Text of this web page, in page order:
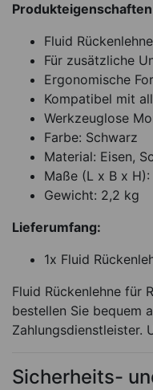
Fluid
Für zusätzliche
Ergonomische
Kompatibel mit
Werkzeuglose
Farbe: Schwarz
Material: Eisen,
Maße (L x B x
Gewicht: 2,2 kg
Lieferumfang:
1x Fluid
Fluid Rückenlehne für
bestellen Sie bequem
Zahlungsdienstleister.
Sicherheits-